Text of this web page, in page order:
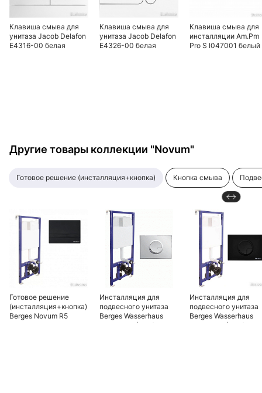
Клавиша смыва для
унитаза Jacob Delafon
E4316-00 белая
Клавиша смыва для
унитаза Jacob Delafon
E4326-00 белая
Клавиша смыва для
инсталляции Am.Pm
Pro S I047001 белый
Другие товары коллекции "Novum"
готовое решение (инсталляция+кнопка) кнопка смыва
Готовое решение
(инсталляция+кнопка)
Berges Novum R5
Инсталляция для
подвесного унитаза
Berges Wasserhaus
Novum R3 (Ring)
Инсталляция для
подвесного унитаза
Berges Wasserhaus
Novum R4 (Ring)